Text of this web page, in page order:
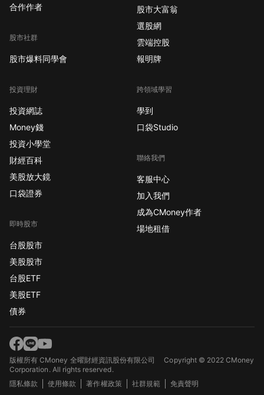
合作作者
股市社群
股市爆料同學會
投資理財
投資網誌
Money錢
投資小學堂
財經百科
美股放大鏡
口袋證券
即時股市
台股股市
美股股市
台股ETF
美股ETF
債券
股市大富翁
選股網
雲端控股
報明牌
跨領域學習
學到
口袋Studio
聯絡我們
客服中心
加入我們
成為CMoney作者
場地租借
版權所有 CMoney 全曜財經資訊股份有限公司Copyright © 2022 CMoney
Corporation. All rights reserved.
隱私條款
使用條款 著作權政策 社群規範 免責聲明